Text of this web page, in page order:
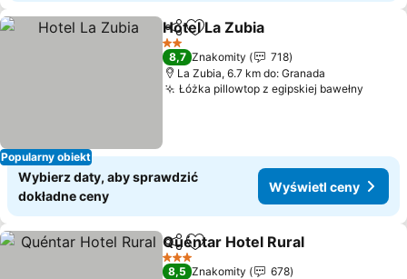
Popularny obiekt
Udostępnij
Dodaj do ulubionych
Hotel La Zubia
2 Kategoria
8,7 Znakomity
718
La Zubia, 6.7 km do: Granada
Łóżka pillowtop z egipskiej bawełny
Wybierz daty, aby sprawdzić
dokładne ceny
Wyświetl ceny
Udostępnij
Dodaj do ulubionych
Quéntar Hotel Rural
3 Kategoria
8,5 Znakomity
678